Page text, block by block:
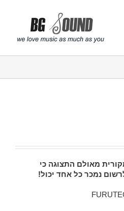
מאולם התצוגה כי
נמכר כל אחד יכול!